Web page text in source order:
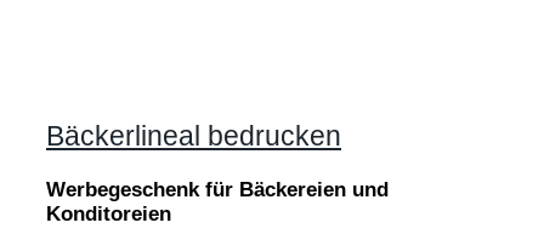
Bäckerlineal bedrucken
Werbegeschenk für Bäckereien und
Konditoreien